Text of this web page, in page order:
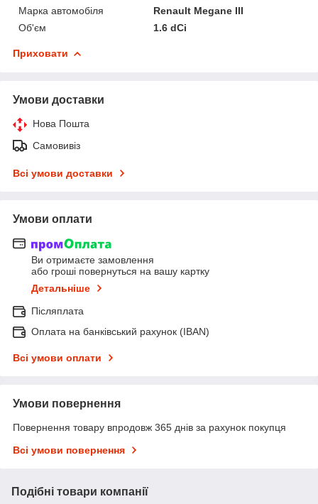
Марка автомобіля
Renault Megane III
Об'єм
1.6 dCi
Приховати
Умови доставки
Нова Пошта
Самовивіз
Всі умови доставки
Умови оплати
Ви отримаєте замовлення
або гроші повернуться на вашу картку
Детальніше
Післяплата
Оплата на банківський рахунок (IBAN)
Всі умови оплати
Умови повернення
Повернення товару впродовж 365 днів за рахунок покупця
Всі умови повернення
Подібні товари компанії